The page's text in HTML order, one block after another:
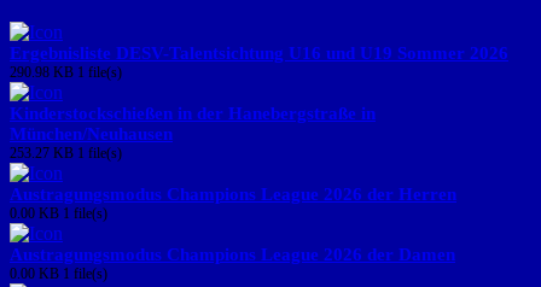
Ergebnisliste DESV-Talentsichtung U16 und U19 Sommer 2026
290.98 KB 1 file(s)
Kinderstockschießen in der Hanebergstraße in
München/Neuhausen
253.27 KB 1 file(s)
Austragungsmodus Champions League 2026 der Herren
0.00 KB 1 file(s)
Austragungsmodus Champions League 2026 der Damen
0.00 KB 1 file(s)